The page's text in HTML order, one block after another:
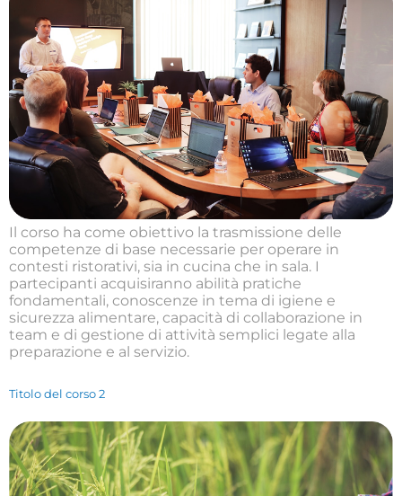
Il corso ha come obiettivo la trasmissione delle
competenze di base necessarie per operare in
contesti ristorativi, sia in cucina che in sala. I
partecipanti acquisiranno abilità pratiche
fondamentali, conoscenze in tema di igiene e
sicurezza alimentare, capacità di collaborazione in
team e di gestione di attività semplici legate alla
preparazione e al servizio.
Titolo del corso 2